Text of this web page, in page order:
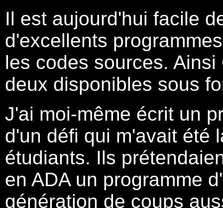
Il est aujourd'hui facile
d'excellents
les codes sources.
deux disponibles sous
J'ai moi-même écrit un
d'un défi qui m'avait été
étudiants. Ils
en ADA un programme
génération de coups